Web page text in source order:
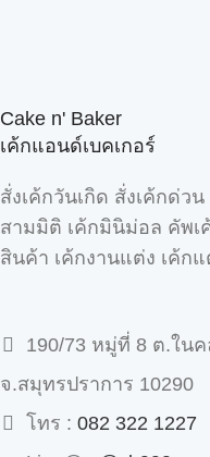
Cake n' Baker
เค้กแอนด์เบคเกอร์
สั่งเค้กวันเกิด สั่งเค้กด่ว
สามมิติ เค้กมินิม่อล คัพเ
สินค้า เค้กงานแต่ง เค้กแ
190/73 หมู่ที่ 8 ต.ใน
จ.สมุทรปราการ 10290
โทร : 082 322 1227